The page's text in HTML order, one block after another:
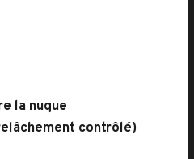
la nuque
contrôlé)